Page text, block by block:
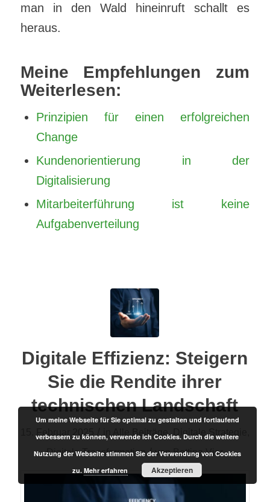
man in den Wald hineinruft schallt es
heraus.
Meine Empfehlungen zum
Weiterlesen:
Prinzipien für einen erfolgreichen
Change
Kundenorientierung in der
Digitalisierung
Mitarbeiterführung ist keine
Aufgabenverteilung
Digitale Effizienz: Steigern
Sie die Rendite ihrer
technischen Landschaft
15. Februar 2025 Alle Beiträge, Digitale Strategie
Digitale Transformation / vonBettina Vier
Um meine Webseite für Sie optimal zu gestalten und fortlaufend
verbessern zu können, verwende ich Cookies. Durch die weitere
Nutzung der Webseite stimmen Sie der Verwendung von Cookies
zu.Mehr erfahren Akzeptieren